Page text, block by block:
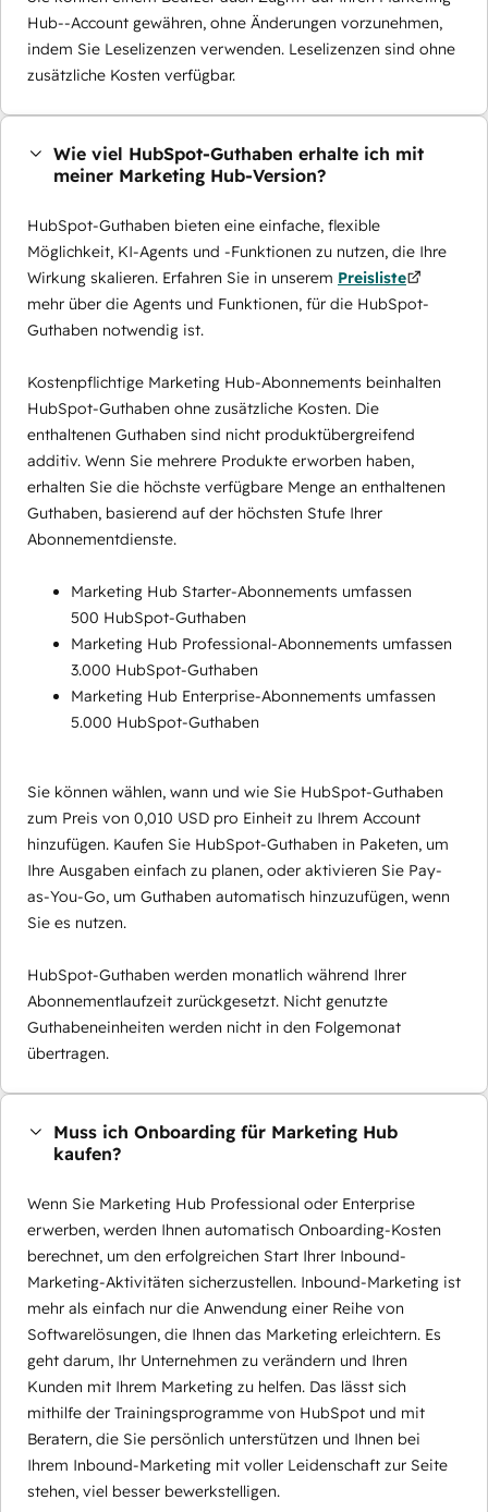
Hub--Account gewähren, ohne Änderungen vorzunehmen,
indem Sie Leselizenzen verwenden. Leselizenzen sind ohne
zusätzliche Kosten verfügbar.
Wie viel HubSpot-Guthaben erhalte ich mit
meiner Marketing Hub-Version?
HubSpot-Guthaben bieten eine einfache, flexible
Möglichkeit, KI-Agents und -Funktionen zu nutzen, die Ihre
Wirkung skalieren. Erfahren Sie in unserem Preisliste
mehr über die Agents und Funktionen, für die HubSpot-
Guthaben notwendig ist.
Kostenpflichtige Marketing Hub-Abonnements beinhalten
HubSpot-Guthaben ohne zusätzliche Kosten. Die
enthaltenen Guthaben sind nicht produktübergreifend
additiv. Wenn Sie mehrere Produkte erworben haben,
erhalten Sie die höchste verfügbare Menge an enthaltenen
Guthaben, basierend auf der höchsten Stufe Ihrer
Abonnementdienste.
Marketing Hub Starter-Abonnements umfassen
500 HubSpot-Guthaben
Marketing Hub Professional-Abonnements umfassen
3.000 HubSpot-Guthaben
Marketing Hub Enterprise-Abonnements umfassen
5.000 HubSpot-Guthaben
Sie können wählen, wann und wie Sie HubSpot-Guthaben
zum Preis von 0,010 USD pro Einheit zu Ihrem Account
hinzufügen. Kaufen Sie HubSpot-Guthaben in Paketen, um
Ihre Ausgaben einfach zu planen, oder aktivieren Sie Pay-
as-You-Go, um Guthaben automatisch hinzuzufügen, wenn
Sie es nutzen.
HubSpot-Guthaben werden monatlich während Ihrer
Abonnementlaufzeit zurückgesetzt. Nicht genutzte
Guthabeneinheiten werden nicht in den Folgemonat
übertragen.
Muss ich Onboarding für Marketing Hub
kaufen?
Wenn Sie Marketing Hub Professional oder Enterprise
erwerben, werden Ihnen automatisch Onboarding-Kosten
berechnet, um den erfolgreichen Start Ihrer Inbound-
Marketing-Aktivitäten sicherzustellen. Inbound-Marketing ist
mehr als einfach nur die Anwendung einer Reihe von
Softwarelösungen, die Ihnen das Marketing erleichtern. Es
geht darum, Ihr Unternehmen zu verändern und Ihren
Kunden mit Ihrem Marketing zu helfen. Das lässt sich
mithilfe der Trainingsprogramme von HubSpot und mit
Beratern, die Sie persönlich unterstützen und Ihnen bei
Ihrem Inbound-Marketing mit voller Leidenschaft zur Seite
stehen, viel besser bewerkstelligen.